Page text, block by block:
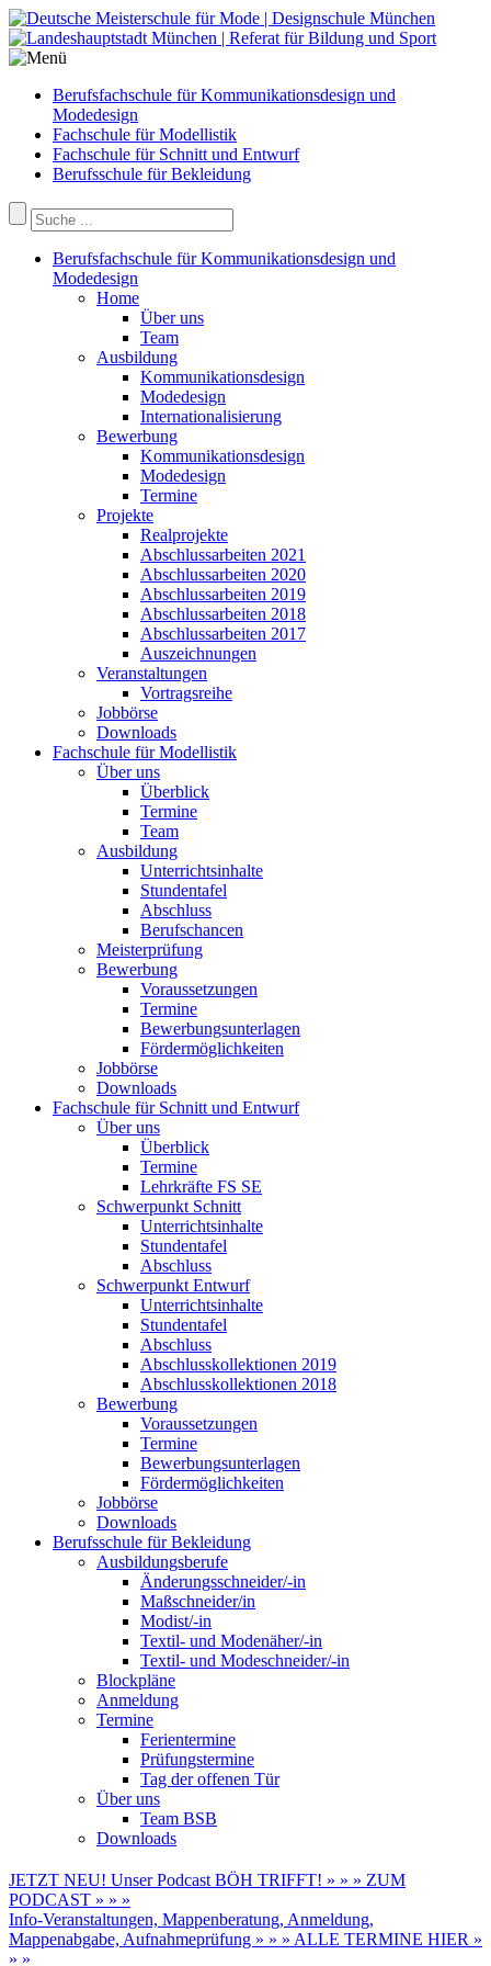
Berufsfachschule für Kommunikationsdesign und
Modedesign
Fachschule für Modellistik
Fachschule für Schnitt und Entwurf
Berufsschule für Bekleidung
Berufsfachschule für Kommunikationsdesign und
Modedesign
Home
Über uns
Team
Ausbildung
Kommunikationsdesign
Modedesign
Internationalisierung
Bewerbung
Kommunikationsdesign
Modedesign
Termine
Projekte
Realprojekte
Abschlussarbeiten 2021
Abschlussarbeiten 2020
Abschlussarbeiten 2019
Abschlussarbeiten 2018
Abschlussarbeiten 2017
Auszeichnungen
Veranstaltungen
Vortragsreihe
Jobbörse
Downloads
Fachschule für Modellistik
Über uns
Überblick
Termine
Team
Ausbildung
Unterrichtsinhalte
Stundentafel
Abschluss
Berufschancen
Meisterprüfung
Bewerbung
Voraussetzungen
Termine
Bewerbungsunterlagen
Fördermöglichkeiten
Jobbörse
Downloads
Fachschule für Schnitt und Entwurf
Über uns
Überblick
Termine
Lehrkräfte FS SE
Schwerpunkt Schnitt
Unterrichtsinhalte
Stundentafel
Abschluss
Schwerpunkt Entwurf
Unterrichtsinhalte
Stundentafel
Abschluss
Abschlusskollektionen 2019
Abschlusskollektionen 2018
Bewerbung
Voraussetzungen
Termine
Bewerbungsunterlagen
Fördermöglichkeiten
Jobbörse
Downloads
Berufsschule für Bekleidung
Ausbildungsberufe
Änderungsschneider/-in
Maßschneider/in
Modist/-in
Textil- und Modenäher/-in
Textil- und Modeschneider/-in
Blockpläne
Anmeldung
Termine
Ferientermine
Prüfungstermine
Tag der offenen Tür
Über uns
Team BSB
Downloads
JETZT NEU! Unser Podcast BÖH TRIFFT! » » » ZUM
PODCAST » » »
Info-Veranstaltungen, Mappenberatung, Anmeldung,
Mappenabgabe, Aufnahmeprüfung » » » ALLE TERMINE HIER »
» »